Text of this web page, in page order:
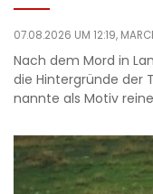
07.08.2026 UM 12:19,
Nach dem Mord in
die Hintergründe der
nannte als Motiv